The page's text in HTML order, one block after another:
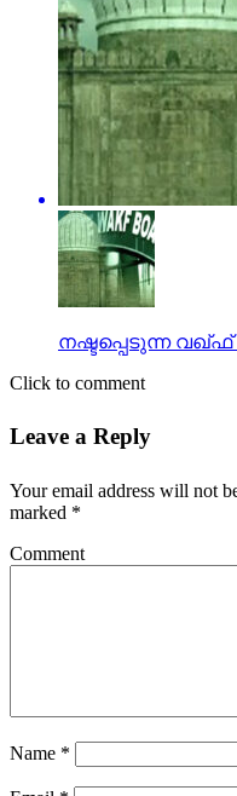
നഷ്ടപ്പെടുന്ന
Click to comment
Leave a Reply
Your email address will not
marked *
Comment
Name *